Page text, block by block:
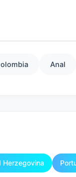
Anal
Herzegovina